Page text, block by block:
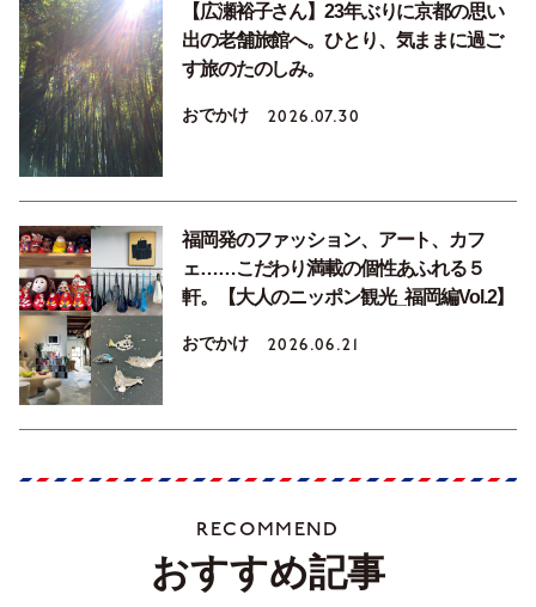
【広瀬裕子さん】23年ぶりに京都の思い
出の老舗旅館へ。ひとり、気ままに過ご
す旅のたのしみ。
おでかけ 2026.07.30
福岡発のファッション、アート、カフ
ェ……こだわり満載の個性あふれる５
軒。【大人のニッポン観光_福岡編Vol.2】
おでかけ 2026.06.21
RECOMMEND
おすすめ記事